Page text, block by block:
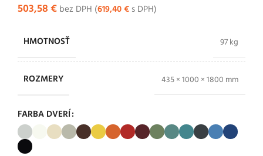
503,58€ bez DPH (619,40€ s DPH)
HMOTNOSŤ 97 kg
ROZMERY 435 × 1000 × 1800 mm
FARBA DVERÍ